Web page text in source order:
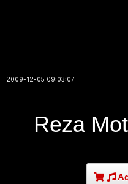
2009-12-05 09:03:07
Reza